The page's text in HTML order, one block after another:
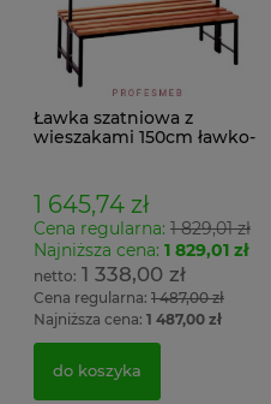
Ławka szatniowa z
wieszakami 150cm ławko-
1 645,74 zł
Cena regularna: 1 829,01 zł
Najniższa cena: 1 829,01 zł
1 338,00 zł
Cena regularna: 1 487,00 zł
Najniższa cena: 1 487,00 zł
do koszyka